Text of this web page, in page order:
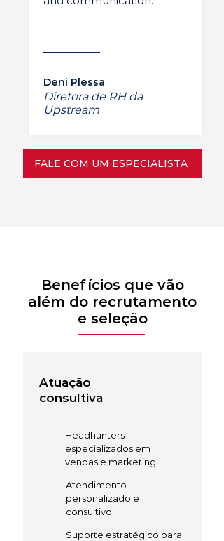
Deni Plessa
Diretora de RH da
Upstream
FALE COM UM ESPECIALISTA
Benefícios que vão
além do recrutamento
e seleção
Atuação
consultiva
Headhunters
especializados em
vendas e marketing.
Atendimento
personalizado e
consultivo.
Suporte estratégico para